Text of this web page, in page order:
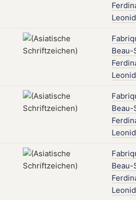
Beau-
Beau-
Beau-